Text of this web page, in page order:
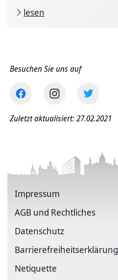
lesen
Besuchen Sie uns auf
Zuletzt aktualisiert: 27.02.2021
Impressum
AGB und Rechtliches
Datenschutz
Barriere­freiheits­erklärung
Netiquette